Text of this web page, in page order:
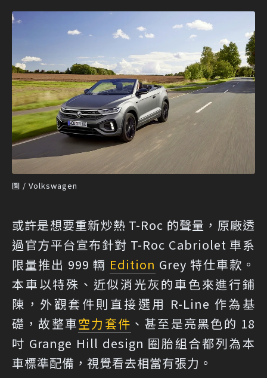
圖 / Volkswagen
或許是想要重新炒熱 T-Roc 的聲量，原廠透
過官方平台宣布針對 T-Roc Cabriolet 車系
限量推出 999 輛 Edition Grey 特仕車款。
本車以特殊、近似消光灰的車色來進行鋪
陳，外觀套件則直接選用 R-Line 作為基
礎，故整車空力套件 、甚至是亮黑色的 18
吋 Grange Hill design 圈胎組合都列為本
車標準配備，視覺看去相當有張力。